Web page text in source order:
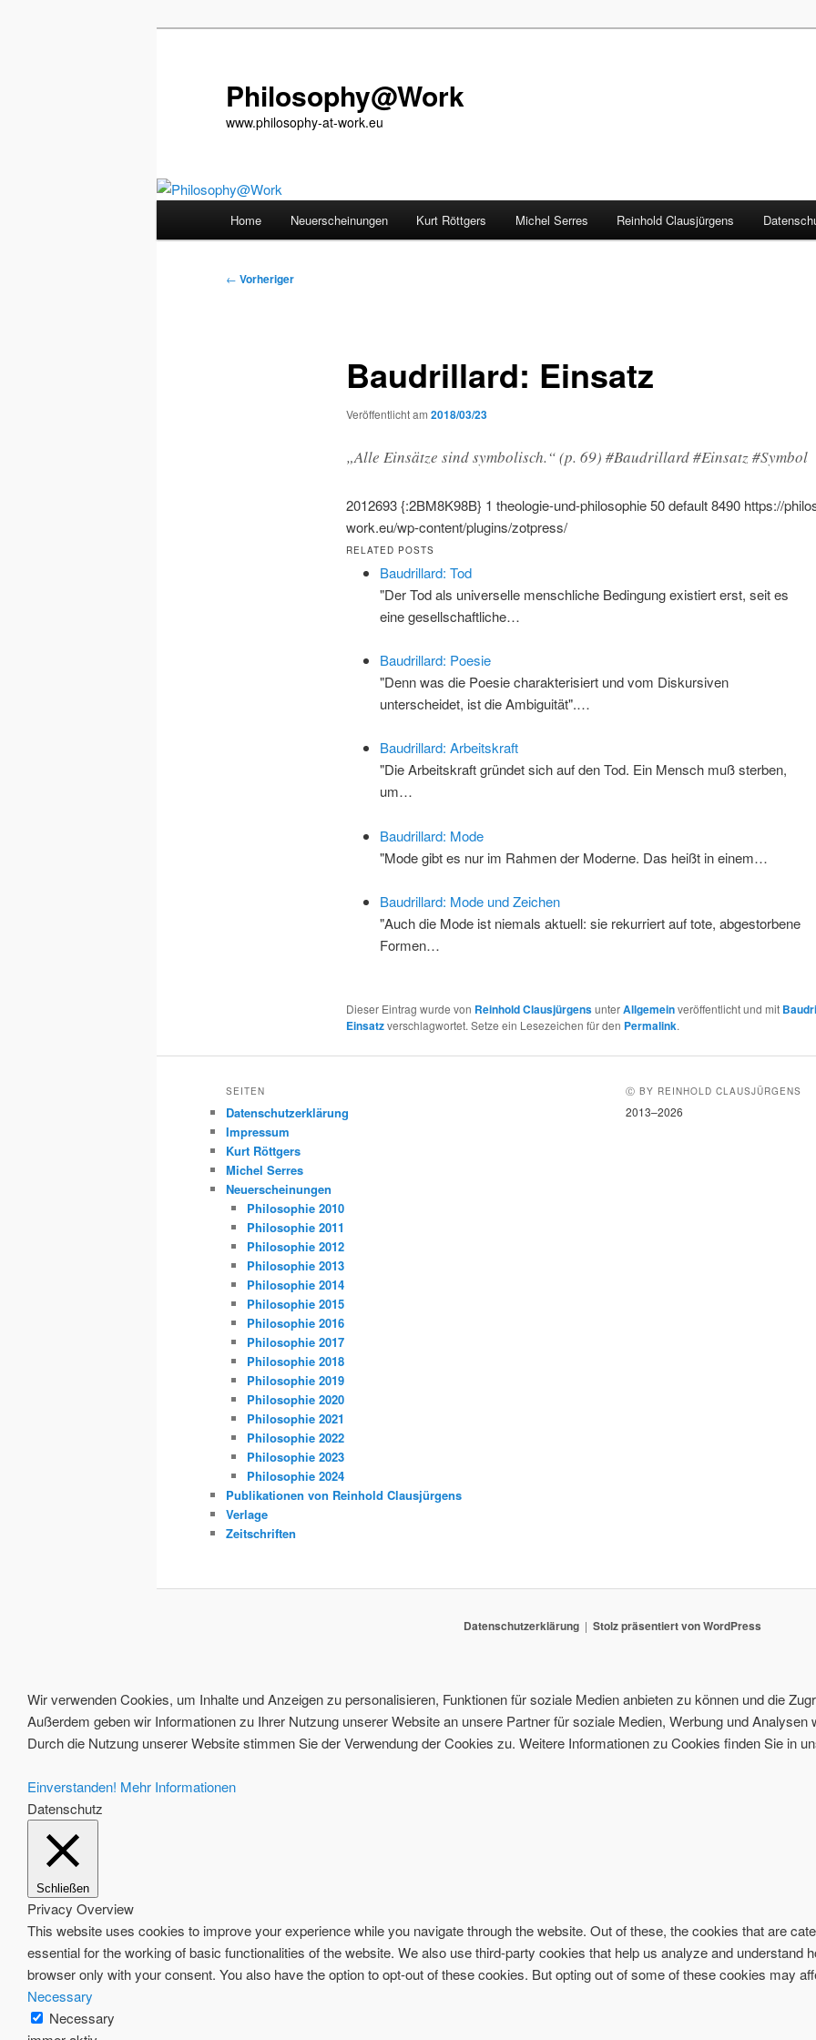
Philosophy@Work
www.philosophy-at-work.eu
Home Neuerscheinungen Kurt Röttgers Michel Serres Reinhold Clausjürgens
Beitragsnavigation
← Vorheriger
Baudrillard: Einsatz
Veröffentlicht am 2018/03/23
„Alle Einsätze sind symbolisch.“ (p. 69) #Baudrillard #Einsatz #Symbol
2012693{:2BM8K98B} 1 theologie-und-philosophie50default8490 https://
work.eu/wp-content/plugins/zotpress/
RELATED POSTS
Baudrillard: Tod
"Der Tod als universelle menschliche Bedingung existiert erst, seit es
eine gesellschaftliche…
Baudrillard: Poesie
"Denn was die Poesie charakterisiert und vom Diskursiven
unterscheidet, ist die Ambiguität".…
Baudrillard: Arbeitskraft
"Die Arbeitskraft gründet sich auf den Tod. Ein Mensch muß sterben,
um…
Baudrillard: Mode
"Mode gibt es nur im Rahmen der Moderne. Das heißt in einem…
Baudrillard: Mode und Zeichen
"Auch die Mode ist niemals aktuell: sie rekurriert auf tote, abgestorbene
Formen…
Dieser Eintrag wurde von Reinhold ClausjürgensunterAllgemeinveröffentlicht und mit
Einsatzverschlagwortet. Setze ein Lesezeichen für den Permalink.
SEITEN
Datenschutzerklärung
Impressum
Kurt Röttgers
Michel Serres
Neuerscheinungen
Philosophie 2010
Philosophie 2011
Philosophie 2012
Philosophie 2013
Philosophie 2014
Philosophie 2015
Philosophie 2016
Philosophie 2017
Philosophie 2018
Philosophie 2019
Philosophie 2020
Philosophie 2021
Philosophie 2022
Philosophie 2023
Philosophie 2024
Publikationen von Reinhold Clausjürgens
Verlage
Zeitschriften
Ⓒ BY REINHOLD CLAUSJÜRGENS
2013–2026
Datenschutzerklärung Stolz präsentiert von WordPress
Wir verwenden Cookies, um Inhalte und Anzeigen zu personalisieren, Funktionen für soziale Medien anbieten zu können und die
Außerdem geben wir Informationen zu Ihrer Nutzung unserer Website an unsere Partner für soziale Medien, Werbung und Analysen
Durch die Nutzung unserer Website stimmen Sie der Verwendung der Cookies zu. Weitere Informationen zu Cookies finden Sie in
Einverstanden! Mehr Informationen
Datenschutz
Schließen
Privacy Overview
This website uses cookies to improve your experience while you navigate through the website. Out of these, the cookies that are
essential for the working of basic functionalities of the website. We also use third-party cookies that help us analyze and
browser only with your consent. You also have the option to opt-out of these cookies. But opting out of some of these cookies may
Necessary
Necessary